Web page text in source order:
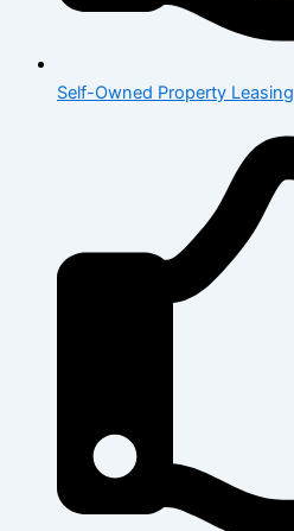
Self-Owned Property Leasing